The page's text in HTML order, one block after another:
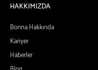
HAKKIMIZDA
Bonna Hakkında
Kariyer
Haberler